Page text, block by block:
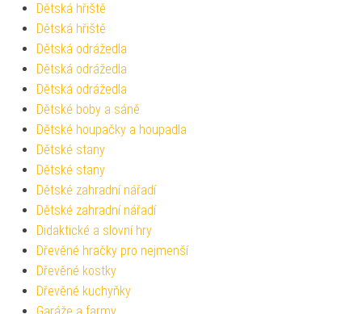
Dětská hřiště
Dětská hřiště
Dětská odrážedla
Dětská odrážedla
Dětská odrážedla
Dětské boby a sáně
Dětské houpačky a houpadla
Dětské stany
Dětské stany
Dětské zahradní nářadí
Dětské zahradní nářadí
Didaktické a slovní hry
Dřevěné hračky pro nejmenší
Dřevěné kostky
Dřevěné kuchyňky